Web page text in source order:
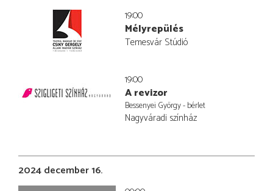
19:00
Mélyrepülés
Temesvár Stúdió
19:00
A revizor
Bessenyei György - bérlet
Nagyváradi színház
2024 december 16.